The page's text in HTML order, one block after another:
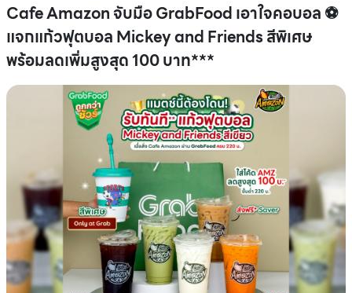
Cafe Amazon จับมือ GrabFood เอาใจคอบอล ⚽️
แจกแก้วฟุตบอล Mickey and Friends สีพิเศษ
พร้อมลดเพิ่มสูงสุด 100 บาท***